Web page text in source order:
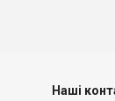
Наші